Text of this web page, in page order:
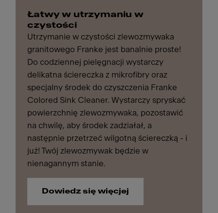
Łatwy w utrzymaniu w
czystości
Utrzymanie w czystości zlewozmywaka
granitowego Franke jest banalnie proste!
Do codziennej pielęgnacji wystarczy
delikatna ściereczka z mikrofibry oraz
specjalny środek do czyszczenia Franke
Colored Sink Cleaner. Wystarczy spryskać
powierzchnię zlewozmywaka, pozostawić
na chwilę, aby środek zadziałał, a
następnie przetrzeć wilgotną ściereczką - i
już! Twój zlewozmywak będzie w
nienagannym stanie.
Dowiedz się więcjej